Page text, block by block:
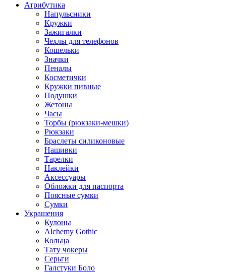
Атрибутика
Напульсники
Кружки
Зажигалки
Чехлы для телефонов
Кошельки
Значки
Пеналы
Косметички
Кружки пивные
Подушки
Жетоны
Часы
Торбы (рюкзаки-мешки)
Рюкзаки
Браслеты силиконовые
Нашивки
Тарелки
Наклейки
Аксессуары
Обложки для паспорта
Поясные сумки
Сумки
Украшения
Кулоны
Alchemy Gothic
Кольца
Тату чокеры
Серьги
Галстуки Боло